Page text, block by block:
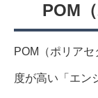
POM
POM（ポリア
度が高い「エン